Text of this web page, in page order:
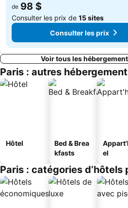
Château de Versailles
de 98 $
Consulter les prix de 15 sites
Consulter les prix
Voir tous les
Paris : autres
Hôtel
Bed & Brea
kfasts
el
Paris : catégories d’hôtels